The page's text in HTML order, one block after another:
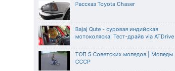
Рассказ Toyota Chaser
Bajaj Qute - суровая индийская
мотоколяска! Тест-драйв via ATDrive
ТОП 5 Советских мопедов | Мопеды
СССР